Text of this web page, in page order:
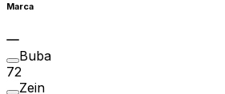
Marca
Buba
72
Zein